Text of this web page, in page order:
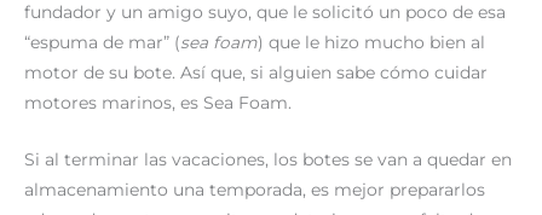
fundador y un amigo suyo, que le solicitó un poco de esa
“espuma de mar” (sea foam) que le hizo mucho bien al
motor de su bote. Así que, si alguien sabe cómo cuidar
motores marinos, es Sea Foam.
Si al terminar las vacaciones, los botes se van a quedar en
almacenamiento una temporada, es mejor prepararlos